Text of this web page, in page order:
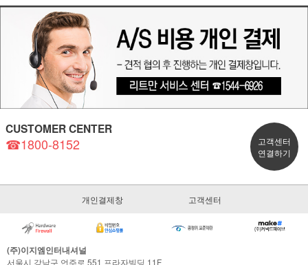
CUSTOMER CENTER
☎1800-8152
고객센터
연결하기
개인결제창 고객센터
(주)이지엠인터내셔널
서울시 강남구 언주로 551 프라자빌딩 11F